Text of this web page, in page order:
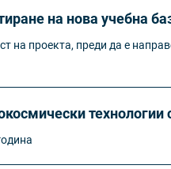
на нова учебна
на проекта, преди да е